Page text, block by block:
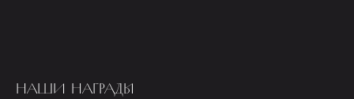
НАШИ НАГРАДЫ